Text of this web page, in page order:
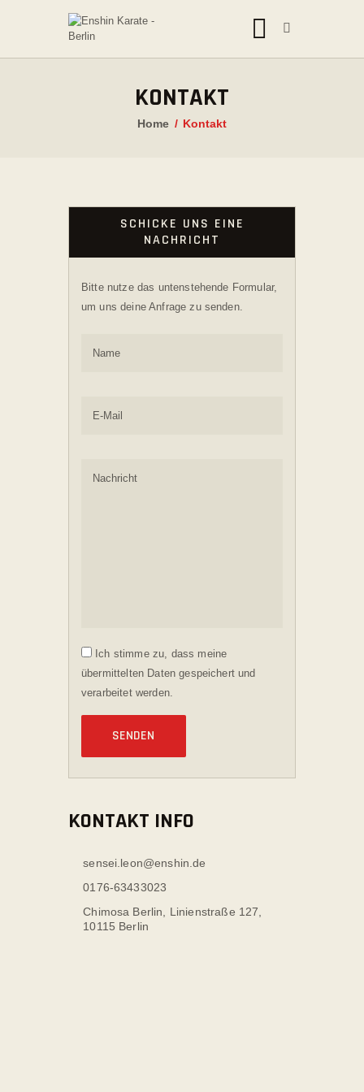
KONTAKT
Home Kontakt
TRAININGSZEITEN
PROBETRAINING
NEWS
KONTAKT
SCHICKE UNS EINE
NACHRICHT
Bitte nutze das untenstehende Formular,
um uns deine Anfrage zu senden.
Ich stimme zu, dass meine
übermittelten Daten gespeichert und
verarbeitet werden.
KONTAKT INFO
sensei.leon@enshin.de
0176-63433023
Chimosa Berlin, Linienstraße 127,
10115 Berlin